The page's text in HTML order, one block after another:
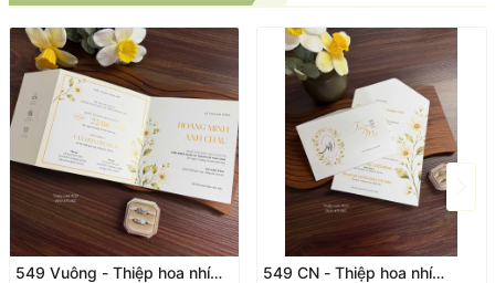
549 Vuông - Thiệp hoa nhí
549 CN - Thiệp hoa nhí